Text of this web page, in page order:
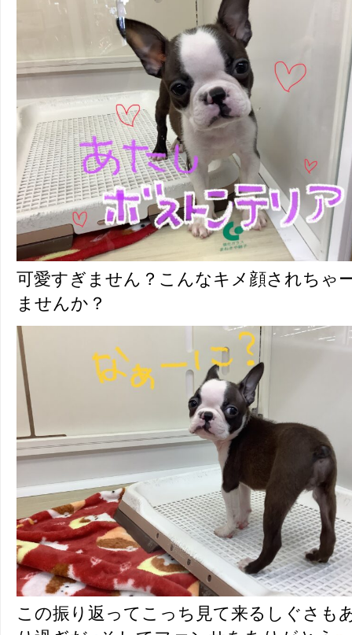
可愛すぎません？こんなキメ顔されちゃ
ませんか？
この振り返ってこっち見て来るしぐさも